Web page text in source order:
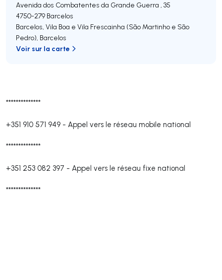
**************
+351 910 571 949 - Appel vers le réseau mobile national
**************
+351 253 082 397 - Appel vers le réseau fixe national
**************
Avenida dos Combatentes da Grande Guerra , 35
4750-279 Barcelos
Barcelos, Vila Boa e Vila Frescainha (São Martinho e São
Pedro), Barcelos
Voir sur la carte